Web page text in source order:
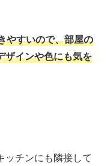
やすいので、部屋の
ザインや色にも気を
ッチンにも隣接して